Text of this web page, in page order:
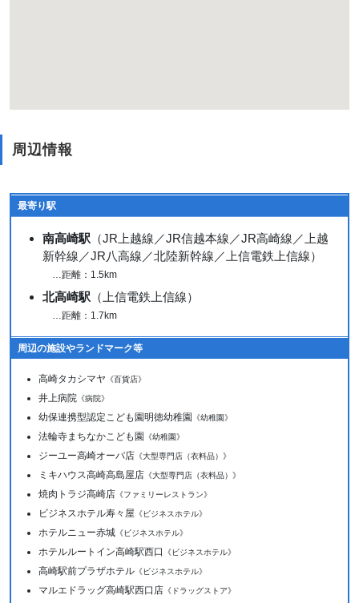
周辺情報
最寄り駅
南高崎駅 （JR上越線／JR信越本線／JR高崎線／上越
新幹線／JR八高線／北陸新幹線／上信電鉄上信線）
…距離：1.5km
北高崎駅 （上信電鉄上信線）
…距離：1.7km
周辺の施設やランドマーク等
高崎タカシマヤ 《百貨店》
井上病院 《病院》
幼保連携型認定こども園明徳幼稚園 《幼稚園》
法輪寺まちなかこども園 《幼稚園》
ジーユー高崎オーパ店 《大型専門店（衣料品）》
ミキハウス高崎高島屋店 《大型専門店（衣料品）》
焼肉トラジ高崎店 《ファミリーレストラン》
ビジネスホテル寿々屋 《ビジネスホテル》
ホテルニュー赤城 《ビジネスホテル》
ホテルルートイン高崎駅西口 《ビジネスホテル》
高崎駅前プラザホテル 《ビジネスホテル》
マルエドラッグ高崎駅西口店 《ドラッグストア》